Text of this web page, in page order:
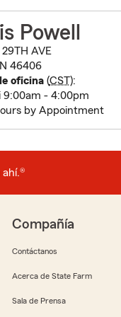
Powell
AVE
46406
oficina(CST):
9:00am - 4:00pm
by Appointment
Compañía
Contáctanos
Acerca de State Farm
Sala de Prensa